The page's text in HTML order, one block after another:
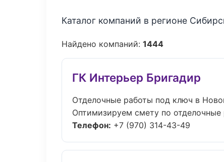
Каталог компаний в регионе
Найдено компаний: 1444
ГК Интерьер Бригадир
Отделочные работы под ключ в
Оптимизируем смету по
Телефон: +7 (970) 314-43-49